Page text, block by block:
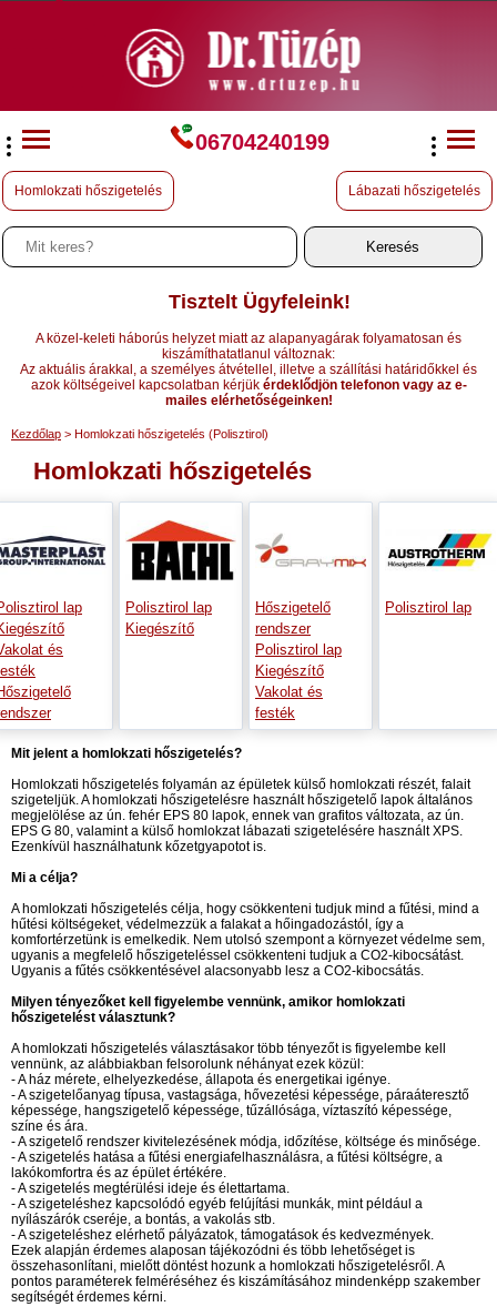
06704240199
Homlokzati hőszigetelés Lábazati hőszigetelés
Tisztelt Ügyfeleink!
A közel-keleti háborús helyzet miatt az alapanyagárak folyamatosan és
kiszámíthatatlanul változnak:
Az aktuális árakkal, a személyes átvétellel, illetve a szállítási határidőkkel és
azok költségeivel kapcsolatban kérjük érdeklődjön telefonon vagy az e-
mailes elérhetőségeinken!
Kezdőlap > Homlokzati hőszigetelés (Polisztirol)
Homlokzati hőszigetelés
lap
és
Polisztirol lap
Kiegészítő
Hőszigetelő
rendszer
Polisztirol lap
Kiegészítő
Vakolat és
festék
Polisztirol lap
Mit jelent a homlokzati hőszigetelés?
Homlokzati hőszigetelés folyamán az épületek külső homlokzati részét, falait
szigeteljük. A homlokzati hőszigetelésre használt hőszigetelő lapok általános
megjelölése az ún. fehér EPS 80 lapok, ennek van grafitos változata, az ún.
EPS G 80, valamint a külső homlokzat lábazati szigetelésére használt XPS.
Ezenkívül használhatunk kőzetgyapotot is.
Mi a célja?
A homlokzati hőszigetelés célja, hogy csökkenteni tudjuk mind a fűtési, mind a
hűtési költségeket, védelmezzük a falakat a hőingadozástól, így a
komfortérzetünk is emelkedik. Nem utolsó szempont a környezet védelme sem,
ugyanis a megfelelő hőszigeteléssel csökkenteni tudjuk a CO2-kibocsátást.
Ugyanis a fűtés csökkentésével alacsonyabb lesz a CO2-kibocsátás.
Milyen tényezőket kell figyelembe vennünk, amikor homlokzati
hőszigetelést választunk?
A homlokzati hőszigetelés választásakor több tényezőt is figyelembe kell
vennünk, az alábbiakban felsorolunk néhányat ezek közül:
- A ház mérete, elhelyezkedése, állapota és energetikai igénye.
- A szigetelőanyag típusa, vastagsága, hővezetési képessége, páraáteresztő
képessége, hangszigetelő képessége, tűzállósága, víztaszító képessége,
színe és ára.
- A szigetelő rendszer kivitelezésének módja, időzítése, költsége és minősége.
- A szigetelés hatása a fűtési energiafelhasználásra, a fűtési költségre, a
lakókomfortra és az épület értékére.
- A szigetelés megtérülési ideje és élettartama.
- A szigeteléshez kapcsolódó egyéb felújítási munkák, mint például a
nyílászárók cseréje, a bontás, a vakolás stb.
- A szigeteléshez elérhető pályázatok, támogatások és kedvezmények.
Ezek alapján érdemes alaposan tájékozódni és több lehetőséget is
összehasonlítani, mielőtt döntést hozunk a homlokzati hőszigetelésről. A
pontos paraméterek felméréséhez és kiszámításához mindenképp szakember
segítségét érdemes kérni.